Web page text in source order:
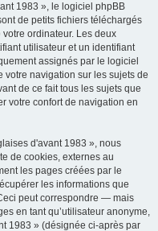
1983 », le logiciel phpBB
de petits fichiers téléchargés
ordinateur. Les deux
utilisateur et un identifiant
assignés par le logiciel
votre navigation sur les sujets de
de ce fait tous les sujets que
votre confort de navigation en
d'avant 1983 », nous
de cookies, externes au
les pages créées par le
les informations que
peut correspondre — mais
en tant qu’utilisateur anonyme,
1983 » (désignée ci-après par